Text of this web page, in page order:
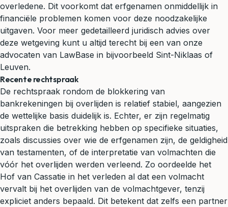
overledene. Dit voorkomt dat erfgenamen onmiddellijk in
financiële problemen komen voor deze noodzakelijke
uitgaven. Voor meer gedetailleerd juridisch advies over
deze wetgeving kunt u altijd terecht bij een van onze
advocaten van LawBase in bijvoorbeeld Sint-Niklaas of
Leuven.
Recente rechtspraak
De rechtspraak rondom de blokkering van
bankrekeningen bij overlijden is relatief stabiel, aangezien
de wettelijke basis duidelijk is. Echter, er zijn regelmatig
uitspraken die betrekking hebben op specifieke situaties,
zoals discussies over wie de erfgenamen zijn, de geldigheid
van testamenten, of de interpretatie van volmachten die
vóór het overlijden werden verleend. Zo oordeelde het
Hof van Cassatie in het verleden al dat een volmacht
vervalt bij het overlijden van de volmachtgever, tenzij
expliciet anders bepaald. Dit betekent dat zelfs een partner